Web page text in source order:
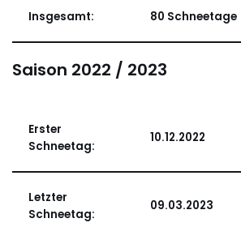
Insgesamt: 80 Schneetage
Saison 2022 / 2023
Erster
Schneetag:
10.12.2022
Letzter
Schneetag:
09.03.2023